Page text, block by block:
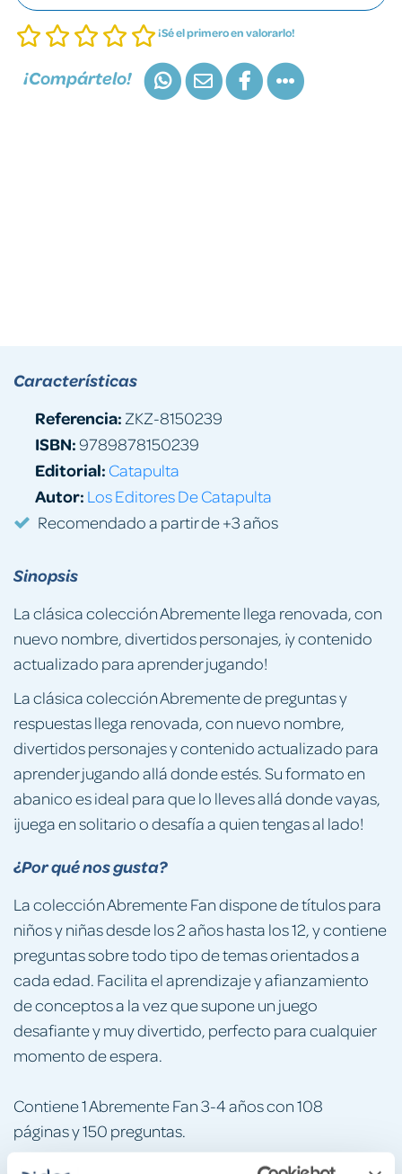
¡Sé el primero en valorarlo!
¡Compártelo!
Sinopsis
La clásica colección Abremente llega renovada, con
nuevo nombre, divertidos personajes, ¡y contenido
actualizado para aprender jugando!
La clásica colección Abremente de preguntas y
respuestas llega renovada, con nuevo nombre,
divertidos personajes y contenido actualizado para
aprender jugando allá donde estés. Su formato en
abanico es ideal para que lo lleves allá donde vayas,
¡juega en solitario o desafía a quien tengas al lado!
¿Por qué nos gusta?
La colección Abremente Fan dispone de títulos para
niños y niñas desde los 2 años hasta los 12, y contiene
preguntas sobre todo tipo de temas orientados a
cada edad. Facilita el aprendizaje y afianzamiento
de conceptos a la vez que supone un juego
desafiante y muy divertido, perfecto para cualquier
momento de espera.
Contiene 1 Abremente Fan 3-4 años con 108
páginas y 150 preguntas.
Características
Referencia: ZKZ-8150239
ISBN:9789878150239
Editorial: Catapulta
Autor: Los Editores De Catapulta
Recomendado a partir de +3 años